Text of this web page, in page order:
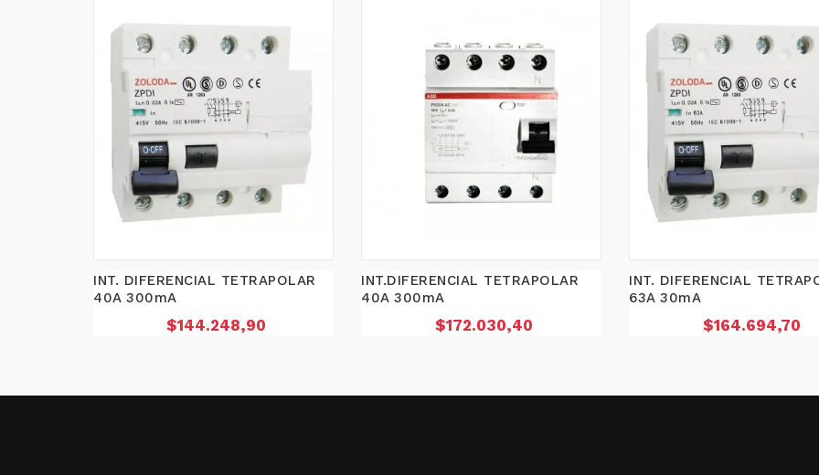
INT. DIFERENCIAL TETRAPOLAR
40A 300mA
Precio
$144.248,90
INT.DIFERENCIAL TETRAPOLAR
40A 300mA
Precio
$172.030,40
INT. DIFERENCIAL
63A 30mA
Precio
$164.694,70